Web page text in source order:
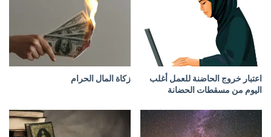
اعتبار خروج الحاضنة للعمل أغلب
اليوم من مسقطات الحضانة
زكاة المال الحرام